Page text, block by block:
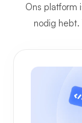
Ons platform
nodig